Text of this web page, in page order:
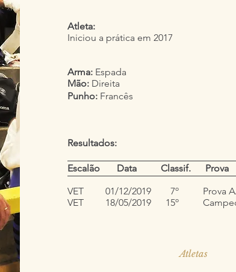
Atleta:
Iniciou a prática em 2017
Arma: Espada
Mão: Direita
Punho: Francês
Resultados:
Escalão Data Classif. Prova
VET 01/12/2019 7º Prova
VET 18/05/2019 15º
Atletas